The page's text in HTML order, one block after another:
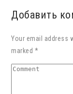
Добавить
Your email address
marked *